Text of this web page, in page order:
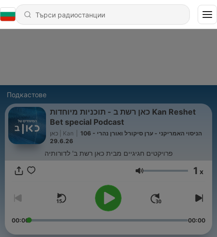
Подкастове
כאן רשת ב - תוכניות מיוחדות Kan Reshet
Bet special Podcast
כאן | Kan
106 - הניסוי האמריקני - ערן סיקורל ואורן נהרי
29.6.26
פרויקטים חגיגיים מבית כאן רשת ב' לדורותיה
Сила на звука
1 x
00:00 00:00